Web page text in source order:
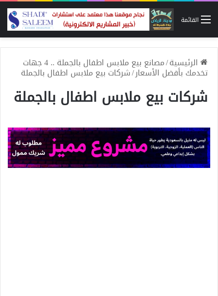
القائمة
الرئيسية/ مصانع بيع ملابس اطفال بالجملة .. 4 جهات
تخدمك بأفضل الأسعار/شركات بيع ملابس اطفال بالجملة
شركات بيع ملابس اطفال بالجملة